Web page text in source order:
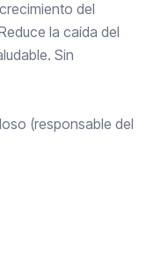
del
la caída del
Sin
(responsable del